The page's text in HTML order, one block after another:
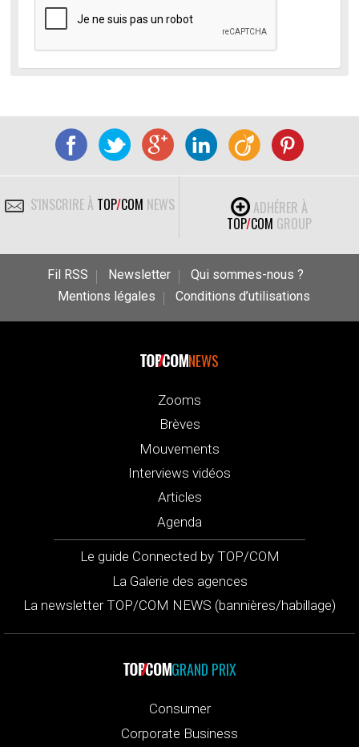
S'INSCRIRE À TOP/COM NEWS
ADHÉRER À
TOP/COM GROUP
Fil RSS Newsletter
Qui sommes-nous ?
Mentions légales
Conditions d’utilisations
NEWS
Zooms
Brèves
Mouvements
Interviews vidéos
Articles
Agenda
Le guide Connected by TOP/COM
La Galerie des agences
La newsletter TOP/COM NEWS (bannières/habillage)
GRAND PRIX
Consumer
Corporate Business